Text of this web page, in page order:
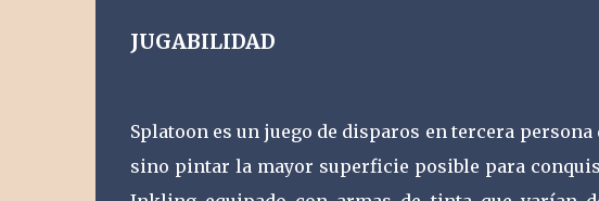
JUGABILIDAD
Splatoon es un juego de disparos en tercera
sino pintar la mayor superficie posible para